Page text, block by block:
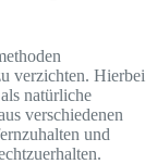
verzichten. Hierbei
natürliche
verschiedenen
und